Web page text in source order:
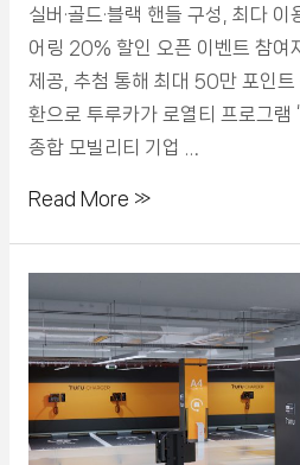
실버·골드·블랙 핸들 구성, 최다 이
어링 20% 할인 오픈 이벤트 참여
제공, 추첨 통해 최대 50만 포인
환으로 투루카가 로열티 프로그램
종합 모빌리티 기업 …
Read More »